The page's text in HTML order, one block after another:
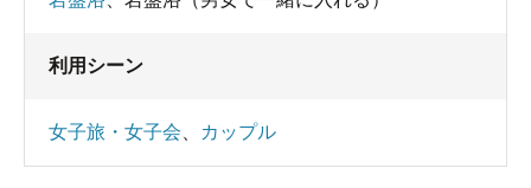
利用シーン
女子旅・女子会 カップル